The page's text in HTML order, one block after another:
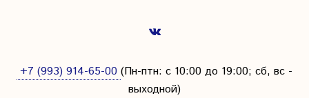
+7 (993) 914-65-00 (Пн-птн: с 10:00 до 19:00; сб, вс -
выходной)